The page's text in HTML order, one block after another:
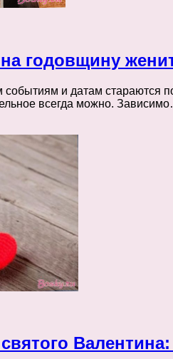
годовщину
и датам стараются
всегда можно.